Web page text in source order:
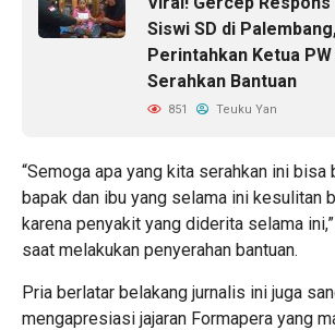
Siswi SD di
Perintahkan Ketua
Serahkan Bantuan
851 Teuku Yan
“Semoga apa yang kita serahkan ini bisa
bapak dan ibu yang selama ini kesulitan
karena penyakit yang diderita selama
saat melakukan penyerahan bantuan.
Pria berlatar belakang jurnalis ini juga
mengapresiasi jajaran Formapera yang